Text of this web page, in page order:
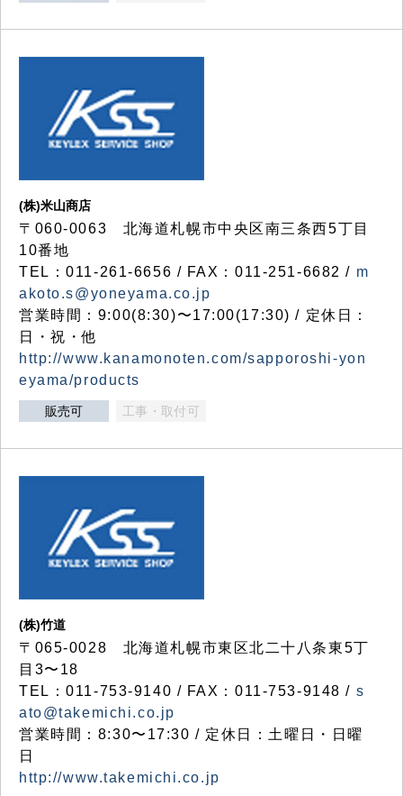
(株)米山商店
〒060-0063 北海道札幌市中央区南三条西5丁目
10番地
TEL：011-261-6656 / FAX：011-251-6682 / m
akoto.s@yoneyama.co.jp
営業時間：9:00(8:30)〜17:00(17:30) / 定休日：
日・祝・他
http://www.kanamonoten.com/sapporoshi-yon
eyama/products
販売可 工事・取付可
(株)竹道
〒065-0028 北海道札幌市東区北二十八条東5丁
目3〜18
TEL：011-753-9140 / FAX：011-753-9148 / s
ato@takemichi.co.jp
営業時間：8:30〜17:30 / 定休日：土曜日・日曜
日
http://www.takemichi.co.jp